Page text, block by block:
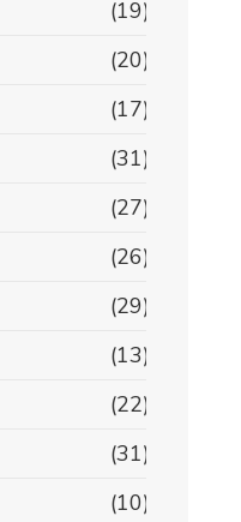
(19)
(20)
(17)
(31)
(27)
(26)
(29)
(13)
(22)
(31)
(10)